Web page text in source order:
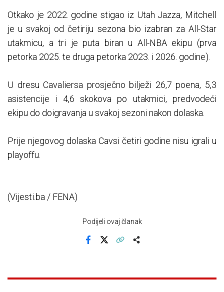
Otkako je 2022. godine stigao iz Utah Jazza, Mitchell
je u svakoj od četiriju sezona bio izabran za All-Star
utakmicu, a tri je puta biran u All-NBA ekipu (prva
petorka 2025. te druga petorka 2023. i 2026. godine).
U dresu Cavaliersa prosječno bilježi 26,7 poena, 5,3
asistencije i 4,6 skokova po utakmici, predvodeći
ekipu do doigravanja u svakoj sezoni nakon dolaska.
Prije njegovog dolaska Cavsi četiri godine nisu igrali u
playoffu.
(Vijesti.ba / FENA)
Podijeli ovaj članak